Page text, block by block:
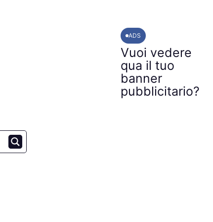
ADS
Vuoi vedere
qua il tuo
banner
pubblicitario?